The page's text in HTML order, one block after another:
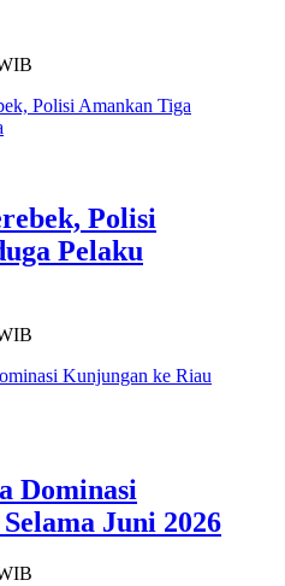
Polisi
Pelaku
Dominasi
Juni 2026